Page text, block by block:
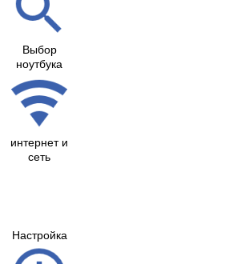
Выбор
ноутбука
интернет и
сеть
Настройка